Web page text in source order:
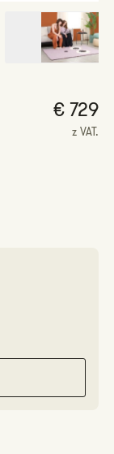
€ 729
z VAT.